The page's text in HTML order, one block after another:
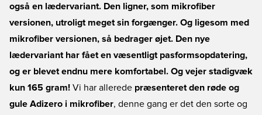
også en lædervariant. Den ligner, som mikrofiber
versionen, utroligt meget sin forgænger. Og ligesom med
mikrofiber versionen, så bedrager øjet. Den nye
lædervariant har fået en væsentligt pasformsopdatering,
og er blevet endnu mere komfortabel. Og vejer stadigvæk
kun 165 gram! Vi har allerede præsenteret den røde og
gule Adizero i mikrofiber, denne gang er det den sorte og